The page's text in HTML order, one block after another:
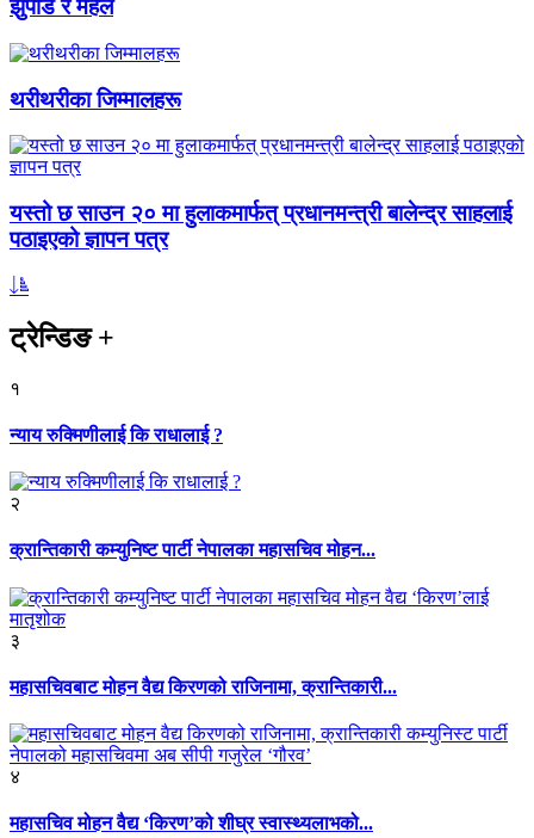
झुपडि र महल
थरीथरीका जिम्मालहरू
यस्तो छ साउन २० मा हुलाकमार्फत् प्रधानमन्त्री बालेन्द्र साहलाई
पठाइएको ज्ञापन पत्र
ट्रेन्डिङ+
१
न्याय रुक्मिणीलाई कि राधालाई ?
२
क्रान्तिकारी कम्युनिष्ट पार्टी नेपालका महासचिव मोहन...
३
महासचिवबाट मोहन वैद्य किरणको राजिनामा, क्रान्तिकारी...
४
महासचिव मोहन वैद्य ‘किरण’को शीघ्र स्वास्थ्यलाभको...